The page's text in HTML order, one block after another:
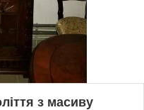
з масиву